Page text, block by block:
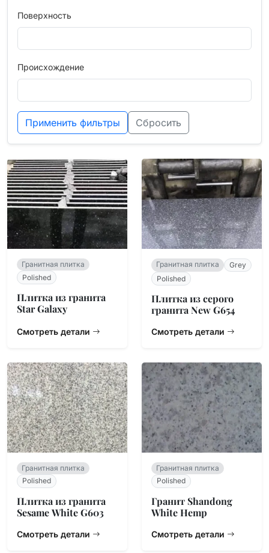
Поверхность
Происхождение
Применить фильтры Сбросить
Гранитная плитка
Polished
Плитка из гранита
Star Galaxy
Смотреть детали
Гранитная плитка
Grey
Polished
Плитка из серого
гранита New G654
Смотреть детали
Гранитная плитка
Polished
Плитка из гранита
Sesame White G603
Смотреть детали
Гранитная плитка
Polished
Гранит Shandong
White Hemp
Смотреть детали